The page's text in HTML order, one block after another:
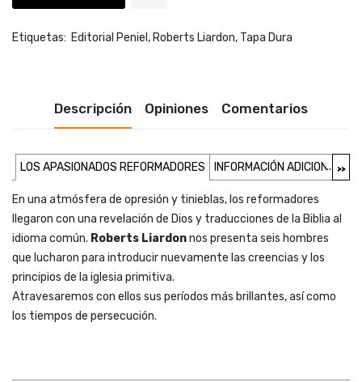
Etiquetas: Editorial Peniel, Roberts Liardon, Tapa Dura
Descripción Opiniones Comentarios
LOS APASIONADOS REFORMADORES INFORMACIÓN ADICIONAL
... >>
En una atmósfera de opresión y tinieblas, los reformadores
llegaron con una revelación de Dios y traducciones de la Biblia al
idioma común. Roberts Liardonnos presenta seis hombres
que lucharon para introducir nuevamente las creencias y los
principios de la iglesia primitiva.
Atravesaremos con ellos sus períodos más brillantes, así como
los tiempos de persecución.